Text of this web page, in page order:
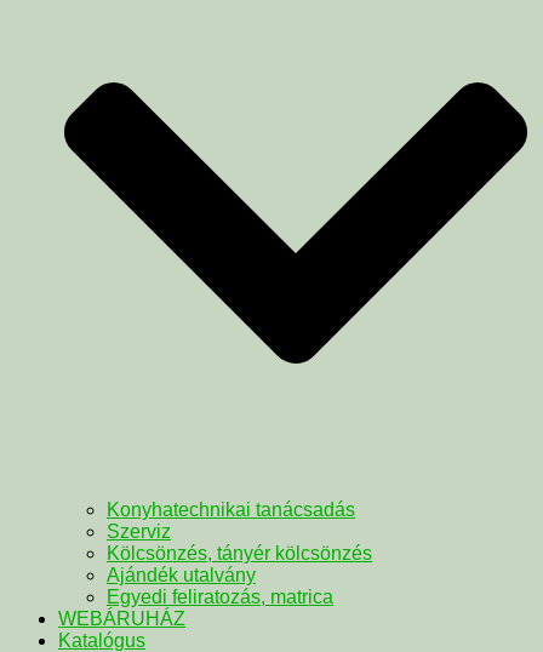
Konyhatechnikai tanácsadás
Szerviz
Kölcsönzés, tányér kölcsönzés
Ajándék utalvány
Egyedi feliratozás, matrica
WEBÁRUHÁZ
Katalógus